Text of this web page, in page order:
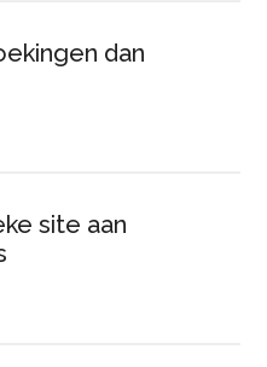
dan
site aan